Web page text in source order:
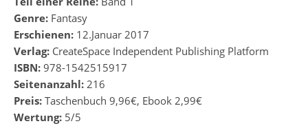
Genre: Fantasy
Erschienen: 12.Januar 2017
Verlag: CreateSpace Independent Publishing Platform
ISBN: 978-1542515917
Seitenanzahl: 216
Preis: Taschenbuch 9,96€, Ebook 2,99€
Wertung: 5/5